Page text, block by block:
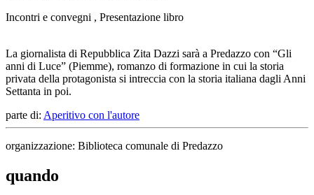
Incontri e convegni , Presentazione libro
La giornalista di Repubblica Zita Dazzi sarà a Predazzo con “Gli
anni di Luce” (Piemme), romanzo di formazione in cui la storia
privata della protagonista si intreccia con la storia italiana dagli Anni
Settanta in poi.
parte di: Aperitivo con l'autore
organizzazione: Biblioteca comunale di Predazzo
quando